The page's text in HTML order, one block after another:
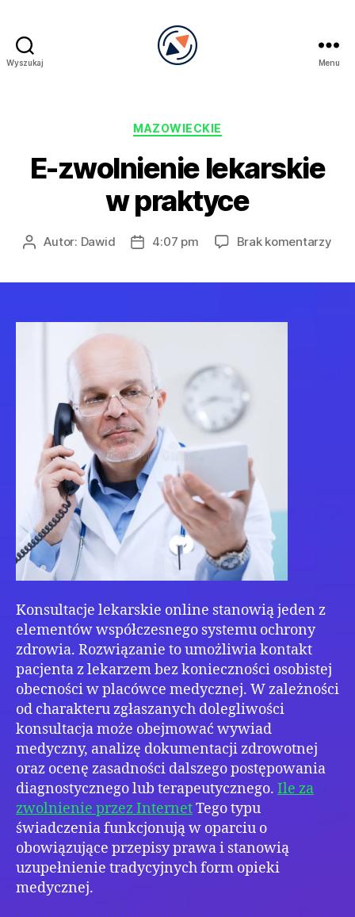
Wyszukaj Menu
Kategorie
MAZOWIECKIE
E-zwolnienie lekarskie
w praktyce
AutorAutor: Dawid
Data4:07 pm Brak komentarzydo
Konsultacje lekarskie online stanowią jeden z
elementów współczesnego systemu ochrony
zdrowia. Rozwiązanie to umożliwia kontakt
pacjenta z lekarzem bez konieczności osobistej
obecności w placówce medycznej. W zależności
od charakteru zgłaszanych dolegliwości
konsultacja może obejmować wywiad
medyczny, analizę dokumentacji zdrowotnej
oraz ocenę zasadności dalszego postępowania
diagnostycznego lub terapeutycznego. Ile za
zwolnienie przez InternetTego typu
świadczenia funkcjonują w oparciu o
obowiązujące przepisy prawa i stanowią
uzupełnienie tradycyjnych form opieki
medycznej.